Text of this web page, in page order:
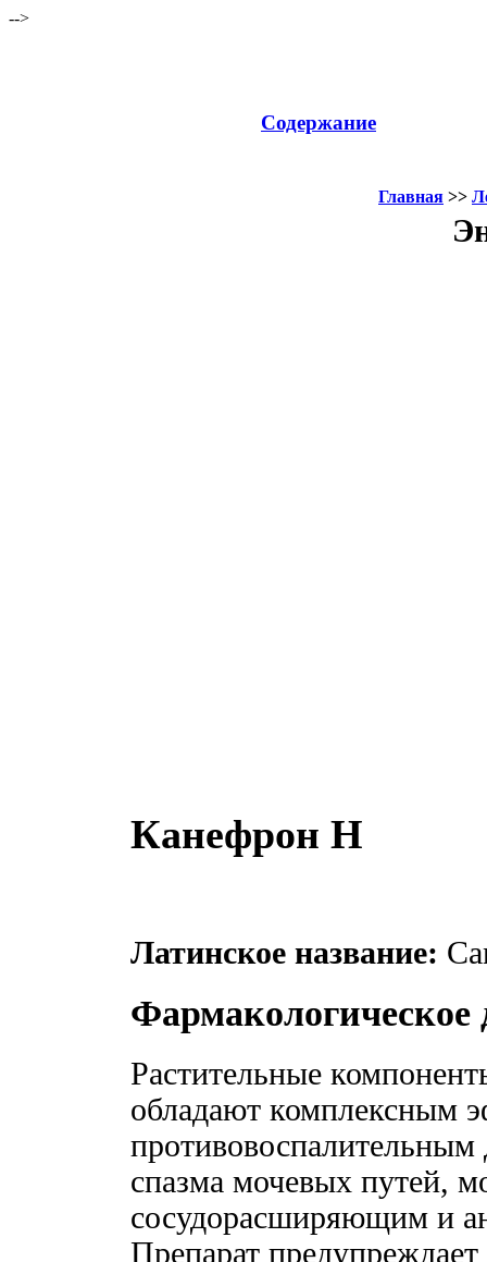
-->
Содержание
Главная >>
Канефрон Н
Латинское название:
Фармакологическое
Растительные
обладают комплексным
противовоспалительным
спазма мочевых путей,
сосудорасширяющим и
Препарат